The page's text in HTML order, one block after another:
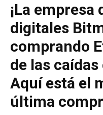
¡La empresa
digitales
comprando
de las
Aquí está el
última